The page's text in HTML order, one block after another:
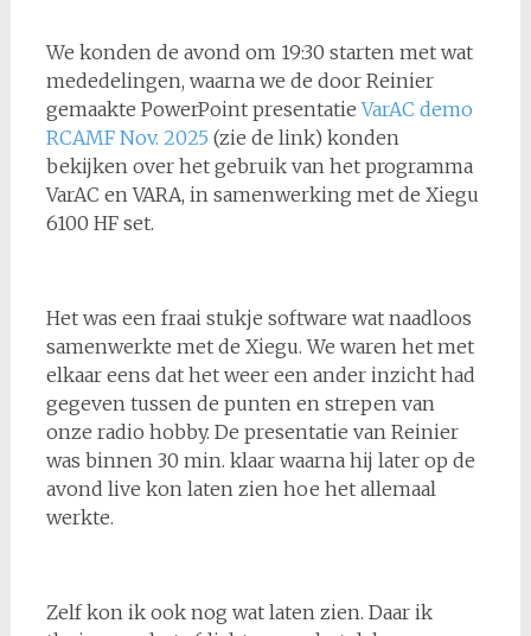
We konden de avond om 19:30 starten met wat
mededelingen, waarna we de door Reinier
gemaakte PowerPoint presentatieVarAC demo
RCAMF Nov. 2025 (zie de link) konden
bekijken over het gebruik van het programma
VarAC en VARA, in samenwerking met de Xiegu
6100 HF set.
Het was een fraai stukje software wat naadloos
samenwerkte met de Xiegu. We waren het met
elkaar eens dat het weer een ander inzicht had
gegeven tussen de punten en strepen van
onze radio hobby. De presentatie van Reinier
was binnen 30 min. klaar waarna hij later op de
avond live kon laten zien hoe het allemaal
werkte.
Zelf kon ik ook nog wat laten zien. Daar ik